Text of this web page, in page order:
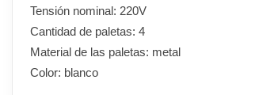
Tensión nominal: 220V
Cantidad de paletas: 4
Material de las paletas: metal
Color: blanco